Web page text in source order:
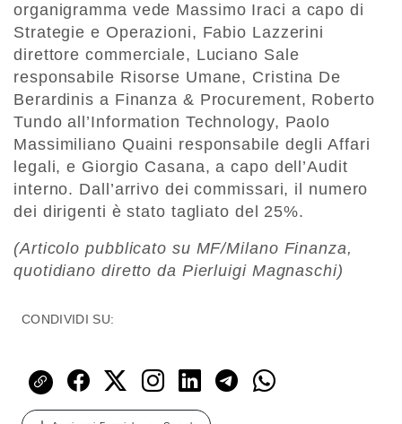
organigramma vede Massimo Iraci a capo di
Strategie e Operazioni, Fabio Lazzerini
direttore commerciale, Luciano Sale
responsabile Risorse Umane, Cristina De
Berardinis a Finanza & Procurement, Roberto
Tundo all’Information Technology, Paolo
Massimiliano Quaini responsabile degli Affari
legali, e Giorgio Casana, a capo dell’Audit
interno. Dall’arrivo dei commissari, il numero
dei dirigenti è stato tagliato del 25%.
(Articolo pubblicato su MF/Milano Finanza,
quotidiano diretto da Pierluigi Magnaschi)
CONDIVIDI SU: